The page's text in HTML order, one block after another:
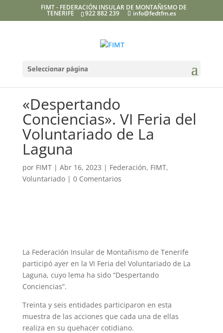
FIMT - FEDERACIÓN INSULAR DE MONTAÑISMO DE
TENERIFE 922 882 239 info@fedtfm.es
Seleccionar página
«Despertando
Conciencias». VI Feria del
Voluntariado de La
Laguna
por FIMT| Abr 16, 2023 | Federación, FIMT,
Voluntariado| 0 Comentarios
La Federación Insular de Montañismo de Tenerife
participó ayer en la VI Feria del Voluntariado de La
Laguna, cuyo lema ha sido “Despertando
Conciencias”.
Treinta y seis entidades participaron en esta
muestra de las acciones que cada una de ellas
realiza en su quehacer cotidiano.